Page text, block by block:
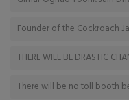
Founder of the Cockroach
THERE WILL BE DRASTIC
There will be no toll booth